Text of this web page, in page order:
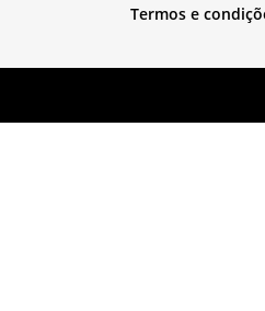
Termos e